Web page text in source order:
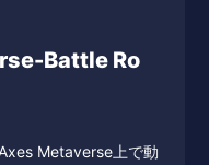
Battle Ro
Metaverse上で動